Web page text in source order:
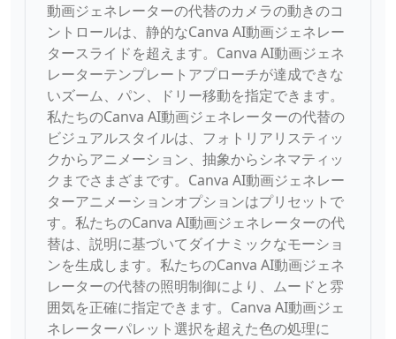
動画ジェネレーターの代替のカメラの動きのコ
ントロールは、静的なCanva AI動画ジェネレー
タースライドを超えます。Canva AI動画ジェネ
レーターテンプレートアプローチが達成できな
いズーム、パン、ドリー移動を指定できます。
私たちのCanva AI動画ジェネレーターの代替の
ビジュアルスタイルは、フォトリアリスティッ
クからアニメーション、抽象からシネマティッ
クまでさまざまです。Canva AI動画ジェネレー
ターアニメーションオプションはプリセットで
す。私たちのCanva AI動画ジェネレーターの代
替は、説明に基づいてダイナミックなモーショ
ンを生成します。私たちのCanva AI動画ジェネ
レーターの代替の照明制御により、ムードと雰
囲気を正確に指定できます。Canva AI動画ジェ
ネレーターパレット選択を超えた色の処理に